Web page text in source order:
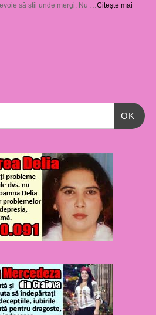
să ştii unde mergi. Nu … Citeşte mai
OK